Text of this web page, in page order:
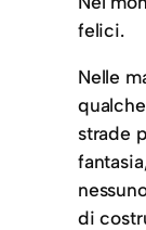
felici.
Nelle
strade
di